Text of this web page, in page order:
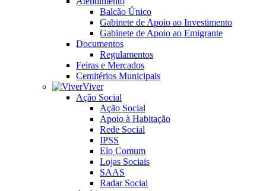
Balcão Único
Gabinete de Apoio ao Investimento
Gabinete de Apoio ao Emigrante
Documentos
Regulamentos
Feiras e Mercados
Cemitérios Municipais
Viver
Ação Social
Ação Social
Apoio à Habitação
Rede Social
IPSS
Elo Comum
Lojas Sociais
SAAS
Radar Social